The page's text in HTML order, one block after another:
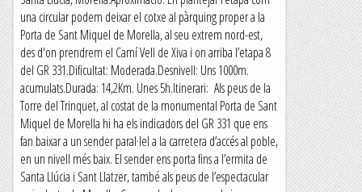
una circular podem deixar el cotxe al pàrquing proper a la
Porta de Sant Miquel de Morella, al seu extrem nord-est,
des d'on prendrem el Camí Vell de Xiva i on arriba l’etapa 8
del GR 331.Dificultat: Moderada.Desnivell: Uns 1000m.
acumulats.Durada: 14,2Km. Unes 5h.Itinerari: Als peus de la
Torre del Trinquet, al costat de la monumental Porta de Sant
Miquel de Morella hi ha els indicadors del GR 331 que ens
fan baixar a un sender paral·lel a la carretera d’accés al poble,
en un nivell més baix. El sender ens porta fins a l’ermita de
Santa Llúcia i Sant Llatzer, també als peus de l’espectacular